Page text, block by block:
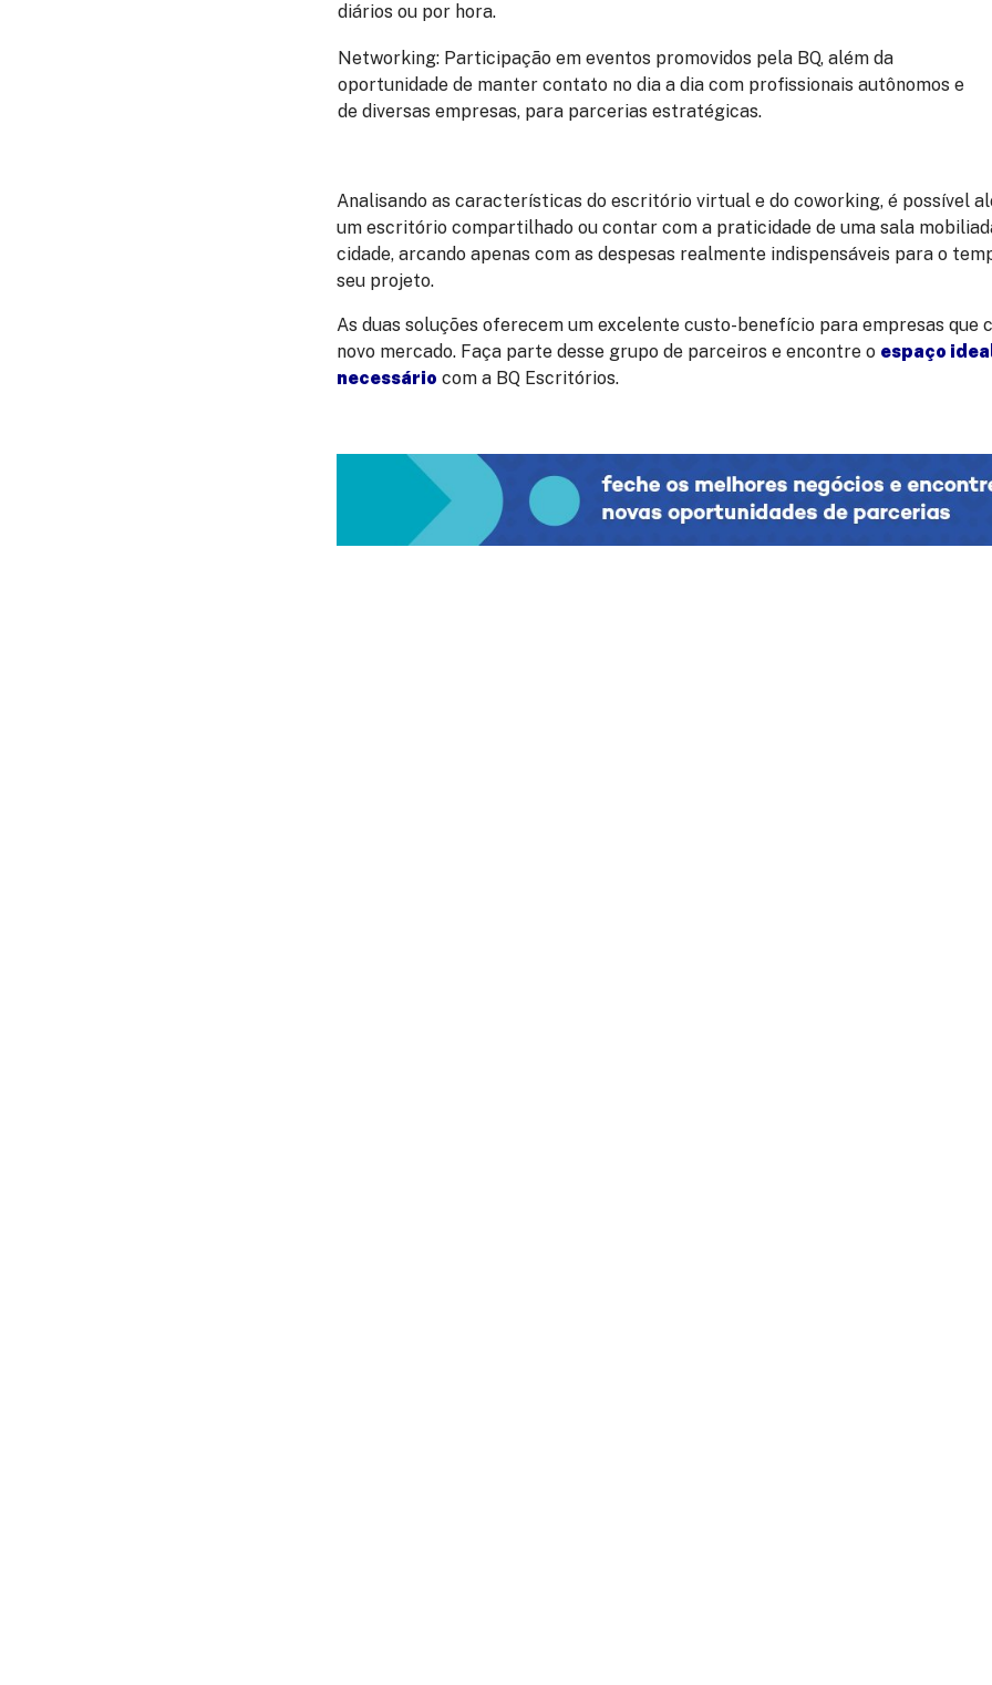
diários ou por hora.
Networking: Participação em eventos promovidos pela BQ, além da
oportunidade de manter contato no dia a dia com profissionais autônomos e
de diversas empresas, para parcerias estratégicas.
Analisando as características do escritório virtual e do coworking, é possível
um escritório compartilhado ou contar com a praticidade de uma sala
cidade, arcando apenas com as despesas realmente indispensáveis para o
seu projeto.
As duas soluções oferecem um excelente custo-benefício para empresas que
novo mercado. Faça parte desse grupo de parceiros e encontre o espaço
necessário com a BQ Escritórios.